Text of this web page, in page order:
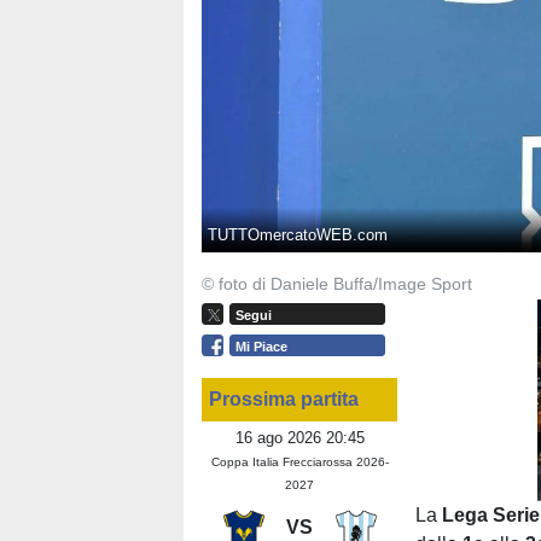
TUTTOmercatoWEB.com
© foto di Daniele Buffa/Image Sport
Segui
Mi Piace
Prossima partita
16 ago 2026 20:45
Coppa Italia Frecciarossa 2026-
2027
VS
La Lega